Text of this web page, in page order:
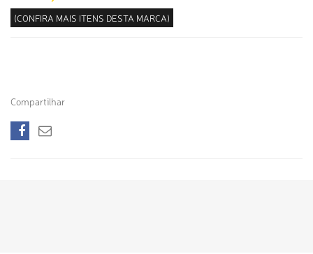
(CONFIRA MAIS ITENS DESTA MARCA)
Compartilhar